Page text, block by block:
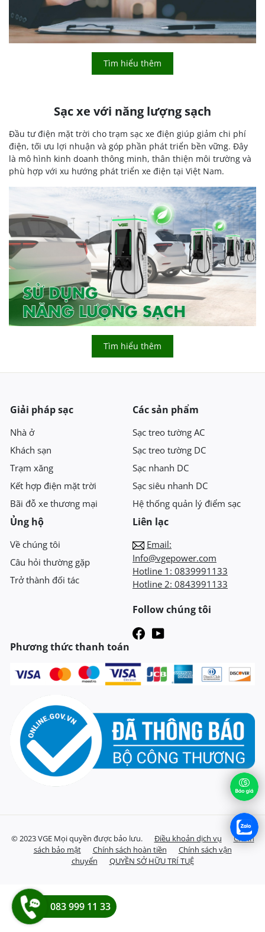
Tìm hiểu thêm
Sạc xe với năng lượng sạch
Đầu tư điện mặt trời cho trạm sạc xe điện giúp giảm chi phí
điện, tối ưu lợi nhuận và góp phần phát triển bền vững. Đây
là mô hình kinh doanh thông minh, thân thiện môi trường và
phù hợp với xu hướng phát triển xe điện tại Việt Nam.
Tìm hiểu thêm
Giải pháp sạc
Nhà ở
Khách sạn
Trạm xăng
Kết hợp điện mặt trời
Bãi đỗ xe thương mại
Các sản phẩm
Sạc treo tường AC
Sạc treo tường DC
Sạc nhanh DC
Sạc siêu nhanh DC
Hệ thống quản lý điểm sạc
Ủng hộ
Về chúng tôi
Câu hỏi thường gặp
Trở thành đối tác
Liên lạc
Email:
Info@vgepower.com
Hotline 1: 0839991133
Hotline 2: 0843991133
Follow chúng tôi
Phương thức thanh toán
© 2023 VGE Mọi quyền được bảo lưu. Điều khoản dịch vụ
Chính
sách bảo mật
Chính sách hoàn tiền
Chính sách vận
chuyển
QUYỀN SỞ HỮU TRÍ TUỆ
083 999 11 33